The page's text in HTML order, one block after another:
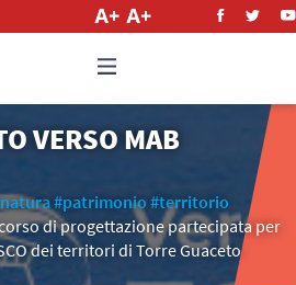
VERSO MAB
#patrimonio #territorio
di progettazione partecipata per
dei territori di Torre Guaceto